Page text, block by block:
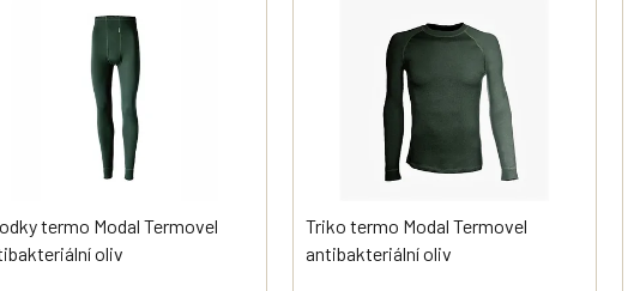
termo Modal Termovel
oliv
Triko termo Modal Termovel
antibakteriální oliv